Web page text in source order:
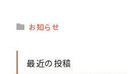
お知らせ
最近の投稿